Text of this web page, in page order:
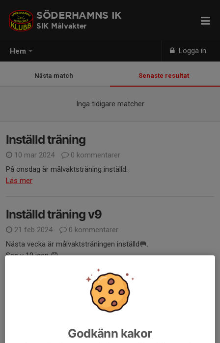
Hem Logga in
SÖDERHAMNS IK
SIK Målvakter
Nästa match Senaste resultat
Inga tidigare matcher
Inställd träning
10 mar 2024
0 kommentarer
På onsdag är målvaktsträning inställd.
Läs mer
Inställd träning v9
21 feb 2024
0 kommentarer
Nästa vecka är målvaktsträningen inställd🥅.
Ses v 10 igen 😊
0 kommentarer
Dagens målvaktsträning är inställd.
Godkänn kakor